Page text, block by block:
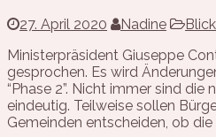
27. April 2020 Nadine
Ministerpräsident Giuseppe
gesprochen. Es wird
“Phase 2”. Nicht immer sind die
eindeutig. Teilweise sollen
Gemeinden entscheiden, ob